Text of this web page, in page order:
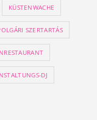
KÜSTENWACHE
SZERTARTÁS
DJ